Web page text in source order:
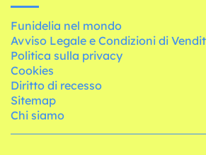
Funidelia nel mondo
Avviso Legale e Condizioni di
Politica sulla privacy
Cookies
Diritto di recesso
Sitemap
Chi siamo